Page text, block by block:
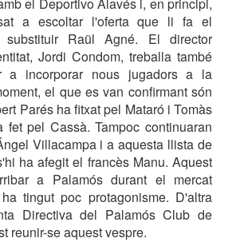
a escoltar l'oferta que li fa el
substituir Raül Agné. El director
Jordi Condom, treballa també
a incorporar nous jugadors a la
el que es van confirmant són
Parés ha fitxat pel Mataró i Tomàs
fet pel Cassà. Tampoc continuaran
Villacampa i a aquesta llista de
ha afegit el francès Manu. Aquest
a Palamós durant el mercat
tingut poc protagonisme. D'altra
Directiva del Palamós Club de
reunir-se aquest vespre.